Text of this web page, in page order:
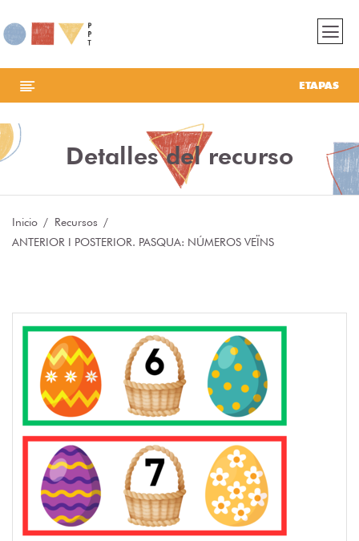
ETAPAS
Detalles del recurso
Inicio
Recursos
ANTERIOR I POSTERIOR. PASQUA: NÚMEROS VEÏNS